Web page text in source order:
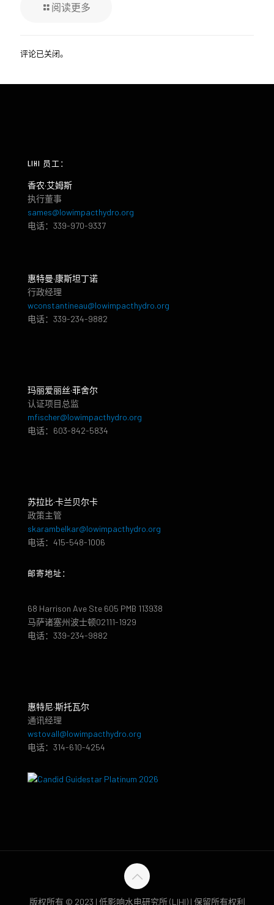
阅读更多
评论已关闭。
LIHI 员工：
香农·艾姆斯
执行董事
sames@lowimpacthydro.org
电话：339-970-9337
惠特曼·康斯坦丁诺
行政经理
wconstantineau@lowimpacthydro.org
电话：339-234-9882
玛丽爱丽丝·菲舍尔
认证项目总监
mfischer@lowimpacthydro.org
电话：603-842-5834
苏拉比·卡兰贝尔卡
政策主管
skarambelkar@lowimpacthydro.org
电话：415-548-1006
邮寄地址：
68 Harrison Ave Ste 605 PMB 113938
马萨诸塞州波士顿02111-1929
电话：339-234-9882
惠特尼·斯托瓦尔
通讯经理
wstovall@lowimpacthydro.org
电话：314-610-4254
版权所有 © 2023 | 低影响水电研究所 (LIHI) | 保留所有权利